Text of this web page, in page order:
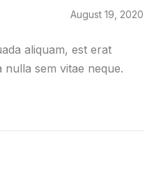
August 19, 2020
aliquam, est erat
sem vitae neque.